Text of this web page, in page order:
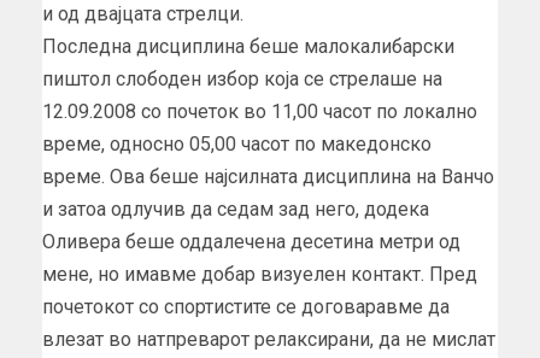
и од двајцата стрелци.
Последна дисциплина беше малокалибарски
пиштол слободен избор која се стрелаше на
12.09.2008 со почеток во 11,00 часот по локално
време, односно 05,00 часот по македонско
време. Ова беше најсилната дисциплина на Ванчо
и затоа одлучив да седам зад него, додека
Оливера беше оддалечена десетина метри од
мене, но имавме добар визуелен контакт. Пред
почетокот со спортистите се договаравме да
влезат во натпреварот релаксирани, да не мислат